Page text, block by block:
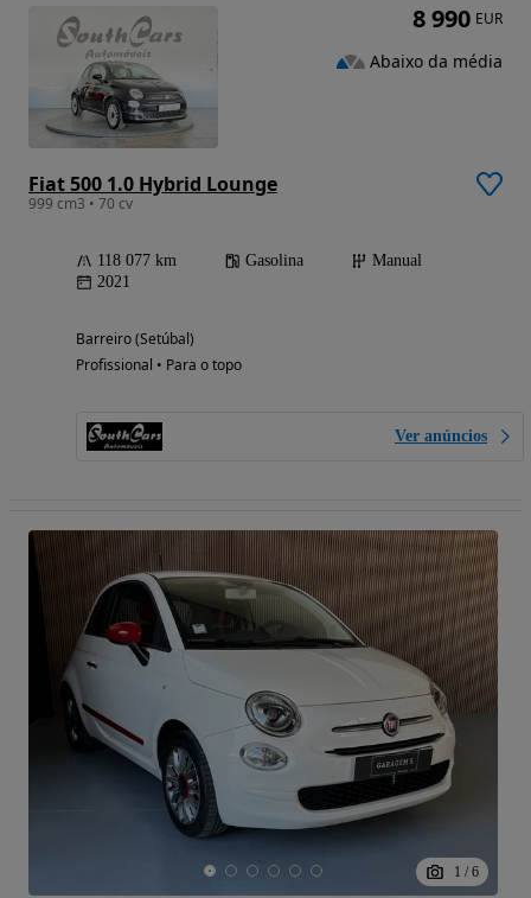
Fiat 500 1.0 Hybrid Lounge
999 cm3 • 70 cv
118 077 km Gasolina
Manual
2021
Barreiro (Setúbal)
Profissional • Para o topo
Ver anúncios
8 990 EUR
Abaixo da média
1 / 6